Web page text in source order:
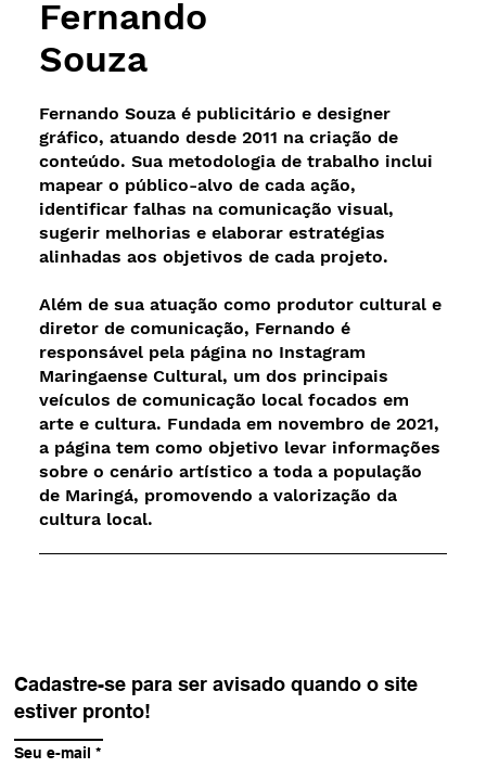
Fernando
Souza
Fernando Souza é publicitário e designer
gráfico, atuando desde 2011 na criação de
conteúdo. Sua metodologia de trabalho inclui
mapear o público-alvo de cada ação,
identificar falhas na comunicação visual,
sugerir melhorias e elaborar estratégias
alinhadas aos objetivos de cada projeto.
Além de sua atuação como produtor cultural e
diretor de comunicação, Fernando é
responsável pela página no Instagram
Maringaense Cultural, um dos principais
veículos de comunicação local focados em
arte e cultura. Fundada em novembro de 2021,
a página tem como objetivo levar informações
sobre o cenário artístico a toda a população
de Maringá, promovendo a valorização da
cultura local.
Cadastre-se para ser avisado quando o site
estiver pronto!
Seu e-mail *